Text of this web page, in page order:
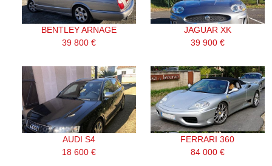
BENTLEY ARNAGE
39 800 €
JAGUAR XK
39 900 €
AUDI S4
18 600 €
FERRARI 360
84 000 €